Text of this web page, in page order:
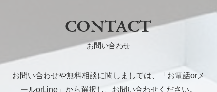
CONTACT
お問い合わせ
お問い合わせや無料相談に関しましては、「お電話orメ
ールorLine」から選択し、お問い合わせください。